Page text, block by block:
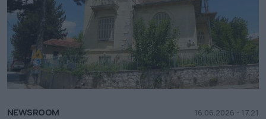
NEWSROOM 16.06.2026 - 17.21